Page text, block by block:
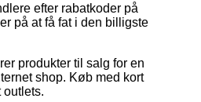
efter rabatkoder på
på at få fat i den billigste
produkter til salg for en
shop. Køb med kort